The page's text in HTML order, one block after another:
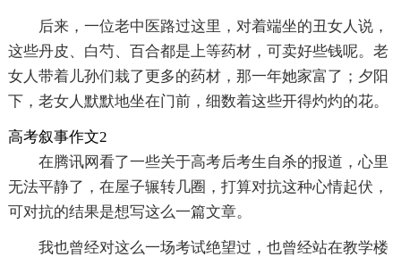
后来，一位老中医路过这里，对着端坐的丑女人说，
这些丹皮、白芍、百合都是上等药材，可卖好些钱呢。老
女人带着儿孙们栽了更多的药材，那一年她家富了；夕阳
下，老女人默默地坐在门前，细数着这些开得灼灼的花。
高考叙事作文2
在腾讯网看了一些关于高考后考生自杀的报道，心里
无法平静了，在屋子辗转几圈，打算对抗这种心情起伏，
可对抗的结果是想写这么一篇文章。
我也曾经对这么一场考试绝望过，也曾经站在教学楼